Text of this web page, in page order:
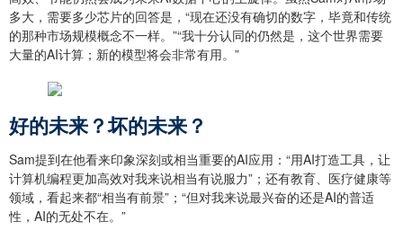
多大，需要多少芯片的回答是，“现在还没有确切的数字，毕竟和传统
的那种市场规模概念不一样。”“我十分认同的仍然是，这个世界需要
大量的AI计算；新的模型将会非常有用。”
好的未来？坏的未来？
Sam提到在他看来印象深刻或相当重要的AI应用：“用AI打造工具，让
计算机编程更加高效对我来说相当有说服力”；还有教育、医疗健康等
领域，看起来都“相当有前景”；“但对我来说最兴奋的还是AI的普适
性，AI的无处不在。”